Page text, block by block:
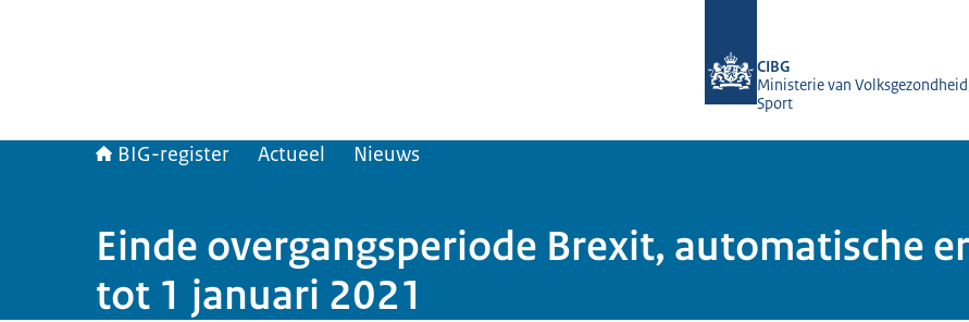
CIBG
Ministerie van
Sport
BIG-register Actueel Nieuws
Einde overgangsperiode Brexit, automatische
tot 1 januari 2021